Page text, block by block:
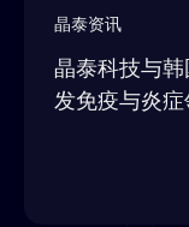
晶泰资讯
晶泰科技与
发免疫与炎